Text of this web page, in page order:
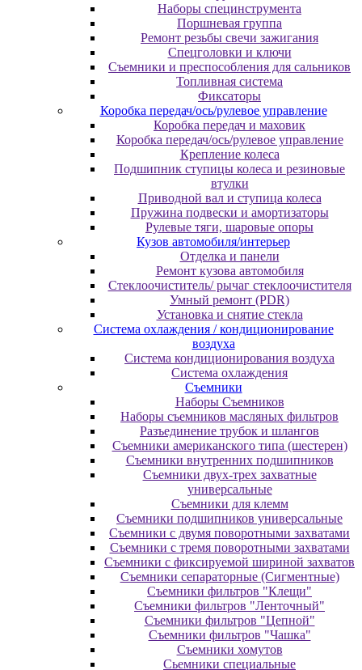
Наборы специнструмента
Поршневая группа
Ремонт резьбы свечи зажигания
Спецголовки и ключи
Съемники и преспособления для сальников
Топливная система
Фиксаторы
Коробка передач/ось/рулевое управление
Коробка передач и маховик
Коробка передач/ось/рулевое управление
Крепление колеса
Подшипник ступицы колеса и резиновые
втулки
Приводной вал и ступица колеса
Пружина подвески и амортизаторы
Рулевые тяги, шаровые опоры
Кузов автомобиля/интерьер
Отделка и панели
Ремонт кузова автомобиля
Стеклоочиститель/ рычаг стеклоочистителя
Умный ремонт (PDR)
Установка и снятие стекла
Система охлаждения / кондиционирование
воздуха
Система кондиционирования воздуха
Система охлаждения
Съемники
Наборы Съемников
Наборы съемников масляных фильтров
Разъединение трубок и шлангов
Съемники американского типа (шестерен)
Съемники внутренних подшипников
Съемники двух-трех захватные
универсальные
Съемники для клемм
Съемники подшипников универсальные
Съемники с двумя поворотными захватами
Съемники с тремя поворотными захватами
Съемники с фиксируемой шириной захватов
Съемники сепараторные (Сигментные)
Съемники фильтров "Клещи"
Съемники фильтров "Ленточный"
Съемники фильтров "Цепной"
Съемники фильтров "Чашка"
Съемники хомутов
Сьемники специальные